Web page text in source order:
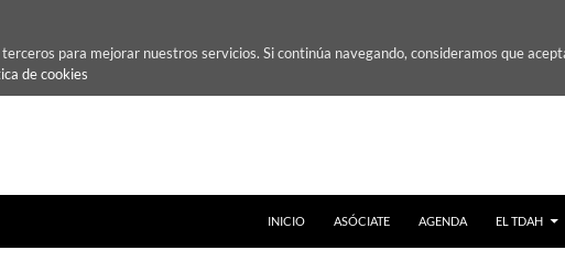
para mejorar nuestros servicios. Si continúa navegando, consideramos que
de cookies
INICIO ASÓCIATE AGENDA EL TDAH